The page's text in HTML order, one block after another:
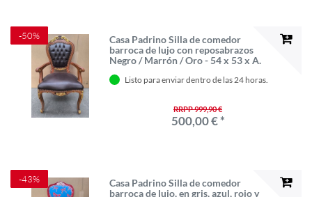
-50%
Casa Padrino Silla de comedor
barroca de lujo con reposabrazos
Negro / Marrón / Oro - 54 x 53 x A.
Listo para enviar dentro de las 24 horas.
RRPP 999,90 €
500,00 € *
-43%
Casa Padrino Silla de comedor
barroca de lujo, en gris, azul, rojo y